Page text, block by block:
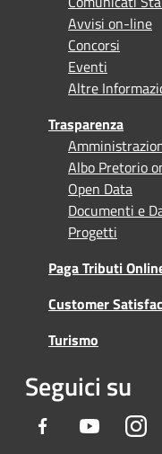
Avvisi on-line
Concorsi
Eventi
Altre
Trasparenza
Albo Pretorio
Open Data
Documenti e
Progetti
Paga Tributi
Customer
Turismo
Seguici su
Facebook Youtube